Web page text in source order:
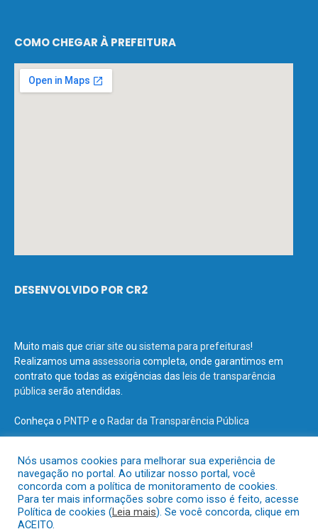
COMO CHEGAR À PREFEITURA
DESENVOLVIDO POR CR2
Muito mais que criar site ou sistema para prefeituras!
Realizamos uma assessoria completa, onde garantimos em
contrato que todas as exigências das leis de transparência
pública serão atendidas.
Conheça o PNTP e o Radar da Transparência Pública
Todos os direitos reservados a Prefeitura Municipal de Terra Santa.
Nós usamos cookies para melhorar sua experiência de
navegação no portal. Ao utilizar nosso portal, você
concorda com a política de monitoramento de cookies.
Para ter mais informações sobre como isso é feito, acesse
Política de cookies (Leia mais). Se você concorda, clique em
ACEITO.